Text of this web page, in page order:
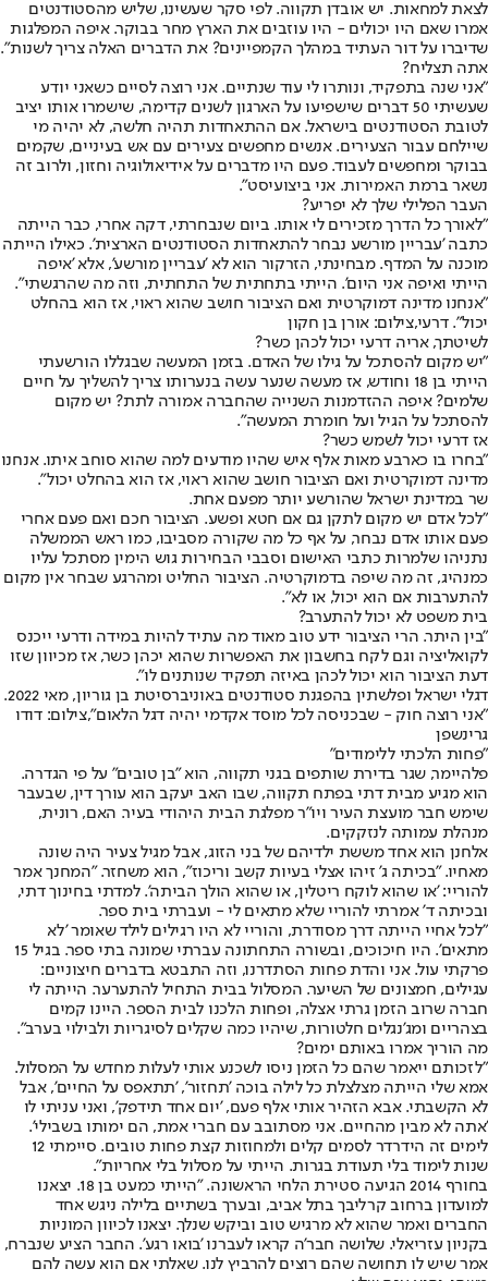
לצאת למחאות. יש אובדן תקווה. לפי סקר שעשינו, שליש מהסטודנטים
אמרו שאם היו יכולים - היו עוזבים את הארץ מחר בבוקר. איפה המפלגות
שדיברו על דור העתיד במהלך הקמפיינים? את הדברים האלה צריך לשנות".
אתה תצליח?
"אני שנה בתפקיד, ונותרו לי עוד שנתיים. אני רוצה לסיים כשאני יודע
שעשיתי 50 דברים שישפיעו על הארגון לשנים קדימה, שישמרו אותו יציב
לטובת הסטודנטים בישראל. אם ההתאחדות תהיה חלשה, לא יהיה מי
שיילחם עבור הצעירים. אנשים מחפשים צעירים עם אש בעיניים, שקמים
בבוקר ומחפשים לעבוד. פעם היו מדברים על אידיאולוגיה וחזון, ולרוב זה
נשאר ברמת האמירות. אני ביצועיסט".
העבר הפלילי שלך לא יפריע?
"לאורך כל הדרך מזכירים לי אותו. ביום שנבחרתי, דקה אחרי, כבר הייתה
כתבה 'עבריין מורשע נבחר להתאחדות הסטודנטים הארצית'. כאילו הייתה
מוכנה על המדף. מבחינתי, הזרקור הוא לא 'עבריין מורשע', אלא 'איפה
הייתי ואיפה אני היום'. הייתי בתחתית של התחתית, וזה מה שהרגשתי".
"אנחנו מדינה דמוקרטית ואם הציבור חושב שהוא ראוי, אז הוא בהחלט
יכול". דרעי,צילום: אורן בן חקון
לשיטתך, אריה דרעי יכול לכהן כשר?
"יש מקום להסתכל על גילו של האדם. בזמן המעשה שבגללו הורשעתי
הייתי בן 18 וחודש, אז מעשה שנער עשה בנערותו צריך להשליך על חיים
שלמים? איפה ההזדמנות השנייה שהחברה אמורה לתת? יש מקום
להסתכל על הגיל ועל חומרת המעשה".
אז דרעי יכול לשמש כשר?
"בחרו בו כארבע מאות אלף איש שהיו מודעים למה שהוא סוחב איתו. אנחנו
מדינה דמוקרטית ואם הציבור חושב שהוא ראוי, אז הוא בהחלט יכול".
שר במדינת ישראל שהורשע יותר מפעם אחת.
"לכל אדם יש מקום לתקן גם אם חטא ופשע. הציבור חכם ואם פעם אחרי
פעם אותו אדם נבחר, על אף כל מה שקורה מסביבו, כמו ראש הממשלה
נתניהו שלמרות כתבי האישום וסבבי הבחירות גוש הימין מסתכל עליו
כמנהיג, זה מה שיפה בדמוקרטיה. הציבור החליט ומהרגע שבחר אין מקום
להתערבות אם הוא יכול, או לא".
בית משפט לא יכול להתערב?
"בין היתר. הרי הציבור ידע טוב מאוד מה עתיד להיות במידה ודרעי ייכנס
לקואליציה וגם לקח בחשבון את האפשרות שהוא יכהן כשר, אז מכיוון שזו
דעת הציבור הוא יכול לכהן באיזה תפקיד שנותנים לו".
דגלי ישראל ופלשתין בהפגנת סטודנטים באוניברסיטת בן גוריון, מאי 2022.
"אני רוצה חוק - שבכניסה לכל מוסד אקדמי יהיה דגל הלאום",צילום: דודו
גרינשפן
"פחות הלכתי ללימודים"
פלהיימר, שגר בדירת שותפים בגני תקווה, הוא "בן טובים" על פי הגדרה.
הוא מגיע מבית דתי בפתח תקווה, שבו האב יעקב הוא עורך דין, שבעבר
שימש חבר מועצת העיר ויו"ר מפלגת הבית היהודי בעיר. האם, רונית,
מנהלת עמותה לנזקקים.
אלחנן הוא אחד מששת ילדיהם של בני הזוג, אבל מגיל צעיר היה שונה
מאחיו. "בכיתה ג' זיהו אצלי בעיות קשב וריכוז", הוא משחזר. "המחנך אמר
להוריי: 'או שהוא לוקח ריטלין, או שהוא הולך הביתה'. למדתי בחינוך דתי,
ובכיתה ד' אמרתי להוריי שלא מתאים לי - ועברתי בית ספר.
"לכל אחיי הייתה דרך מסודרת, והוריי לא היו רגילים לילד שאומר 'לא
מתאים'. היו חיכוכים, ובשורה התחתונה עברתי שמונה בתי ספר. בגיל 15
פרקתי עול. אני והדת פחות הסתדרנו, וזה התבטא בדברים חיצוניים:
עגילים, חמצונים של השיער. המסלול בבית התחיל להתערער. הייתה לי
חברה שרוב הזמן גרתי אצלה, ופחות הלכנו לבית הספר. היינו קמים
בצהריים ומג'נגלים חלטורות, שיהיו כמה שקלים לסיגריות ולבילוי בערב".
מה הוריך אמרו באותם ימים?
"לזכותם ייאמר שהם כל הזמן ניסו לשכנע אותי לעלות מחדש על המסלול.
אמא שלי הייתה מצלצלת כל לילה בוכה 'תחזור', 'תתאפס על החיים', אבל
לא הקשבתי. אבא הזהיר אותי אלף פעם, 'יום אחד תידפק', ואני עניתי לו
'אתה לא מבין מהחיים. אני מסתובב עם חברי אמת, הם ימותו בשבילי'.
לימים זה הידרדר לסמים קלים ולמחוזות קצת פחות טובים. סיימתי 12
שנות לימוד בלי תעודת בגרות. הייתי על מסלול בלי אחריות".
בחורף 2014 הגיעה סטירת הלחי הראשונה. "הייתי כמעט בן 18. יצאנו
למועדון ברחוב קרליבך בתל אביב, ובערך בשתיים בלילה ניגש אחד
החברים ואמר שהוא לא מרגיש טוב וביקש שנלך. יצאנו לכיוון המוניות
בקניון עזריאלי. שלושה חבר'ה קראו לעברנו 'בואו רגע'. החבר הציע שנברח,
אמר שיש לו תחושה שהם רוצים להרביץ לנו. שאלתי אם הוא עשה להם